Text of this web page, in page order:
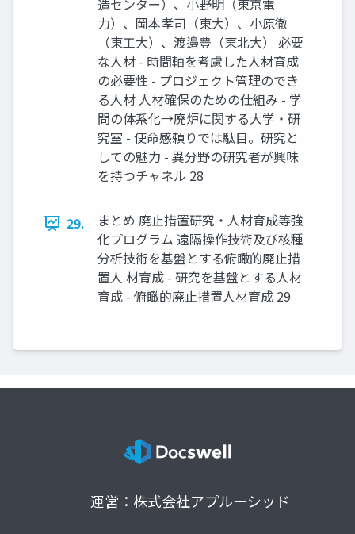
造センター）、小野明（東京電
力）、岡本孝司（東大）、小原徹
（東工大）、渡邉豊（東北大） 必要
な人材 - 時間軸を考慮した人材育成
の必要性 - プロジェクト管理のでき
る人材 人材確保のための仕組み - 学
問の体系化→廃炉に関する大学・研
究室 - 使命感頼りでは駄目。研究と
しての魅力 - 異分野の研究者が興味
を持つチャネル 28
29.
まとめ 廃止措置研究・人材育成等強
化プログラム 遠隔操作技術及び核種
分析技術を基盤とする俯瞰的廃止措
置人 材育成 - 研究を基盤とする人材
育成 - 俯瞰的廃止措置人材育成 29
運営：株式会社アプルーシッド